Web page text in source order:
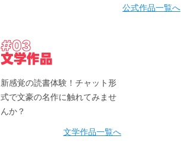
公式作品一覧へ
#03
文学作品
新感覚の読書体験！チャット形
式で文豪の名作に触れてみませ
んか？
文学作品一覧へ